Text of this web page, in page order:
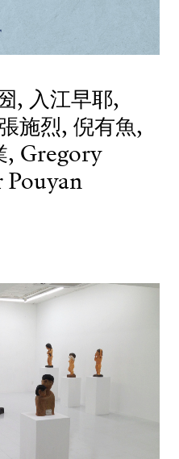
, 入江早耶,
施烈, 倪有魚,
, Gregory